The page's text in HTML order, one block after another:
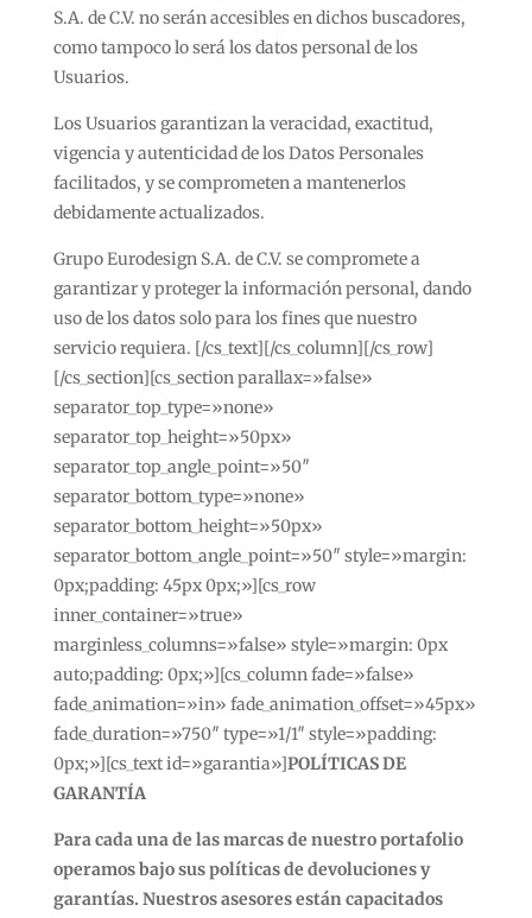
S.A. de C.V. no serán accesibles en dichos buscadores,
como tampoco lo será los datos personal de los
Usuarios.
Los Usuarios garantizan la veracidad, exactitud,
vigencia y autenticidad de los Datos Personales
facilitados, y se comprometen a mantenerlos
debidamente actualizados.
Grupo Eurodesign S.A. de C.V. se compromete a
garantizar y proteger la información personal, dando
uso de los datos solo para los fines que nuestro
servicio requiera. [/cs_text][/cs_column][/cs_row]
[/cs_section][cs_section parallax=»false»
separator_top_type=»none»
separator_top_height=»50px»
separator_top_angle_point=»50″
separator_bottom_type=»none»
separator_bottom_height=»50px»
separator_bottom_angle_point=»50″ style=»margin:
0px;padding: 45px 0px;»][cs_row
inner_container=»true»
marginless_columns=»false» style=»margin: 0px
auto;padding: 0px;»][cs_column fade=»false»
fade_animation=»in» fade_animation_offset=»45px»
fade_duration=»750″ type=»1/1″ style=»padding:
0px;»][cs_text id=»garantia»]POLÍTICAS DE
GARANTÍA
Para cada una de las marcas de nuestro portafolio
operamos bajo sus políticas de devoluciones y
garantías. Nuestros asesores están capacitados